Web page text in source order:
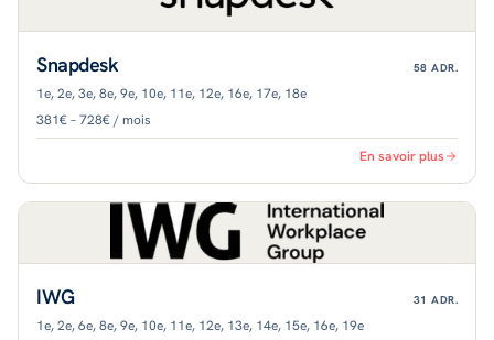
Snapdesk 58 ADR.
1e, 2e, 3e, 8e, 9e, 10e, 11e, 12e, 16e, 17e, 18e
381€ – 728€ / mois
En savoir plus
IWG 31 ADR.
1e, 2e, 6e, 8e, 9e, 10e, 11e, 12e, 13e, 14e, 15e, 16e, 19e